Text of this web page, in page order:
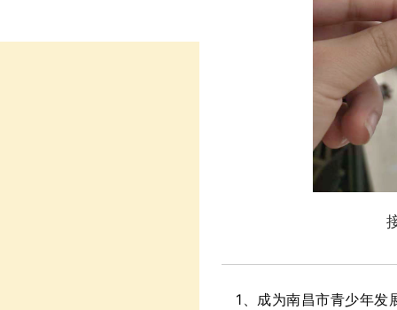
1、成为南昌市青少年发